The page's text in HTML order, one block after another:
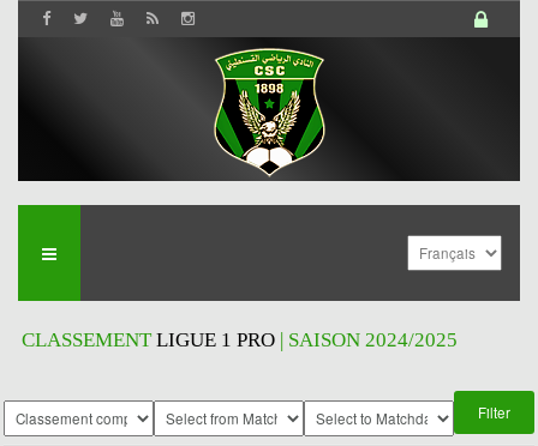
CLASSEMENTLIGUE 1 PRO | SAISON 2024/2025